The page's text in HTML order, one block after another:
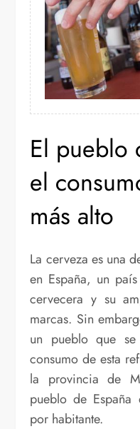
El pueblo
el
más alto
La cerveza es una de las bebidas más populares
en España, un
cervecera y su
marcas. Sin
un pueblo que
consumo de esta
la provincia de
pueblo de España
por habitante.